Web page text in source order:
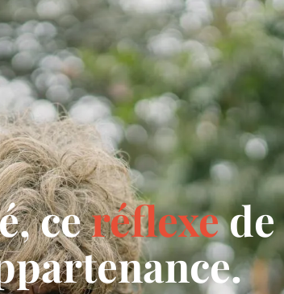
ceréflexede